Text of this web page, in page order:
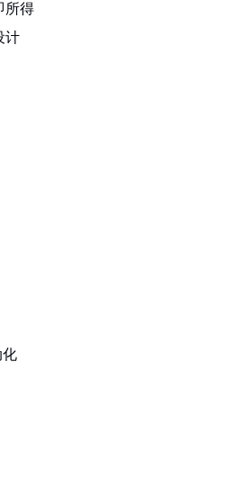
所得
计
化